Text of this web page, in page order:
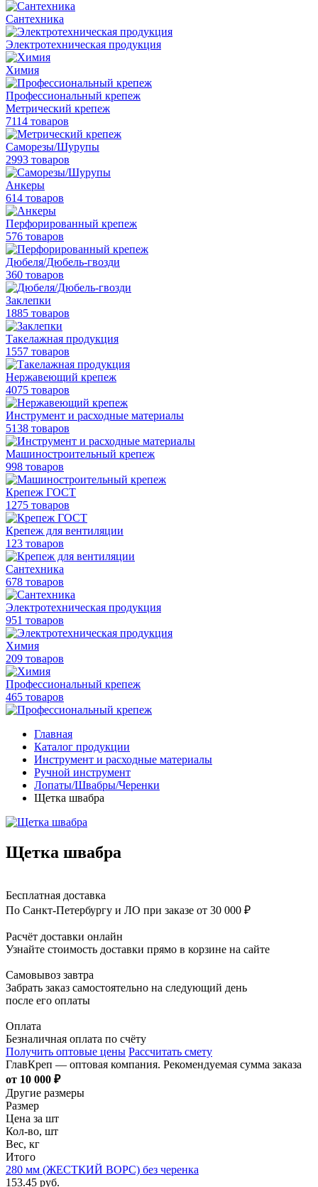
Сантехника
Электротехническая продукция
Химия
Профессиональный крепеж
Метрический крепеж
7114 товаров
Саморезы/Шурупы
2993 товаров
Анкеры
614 товаров
Перфорированный крепеж
576 товаров
Дюбеля/Дюбель-гвозди
360 товаров
Заклепки
1885 товаров
Такелажная продукция
1557 товаров
Нержавеющий крепеж
4075 товаров
Инструмент и расходные материалы
5138 товаров
Машиностроительный крепеж
998 товаров
Крепеж ГОСТ
1275 товаров
Крепеж для вентиляции
123 товаров
Сантехника
678 товаров
Электротехническая продукция
951 товаров
Химия
209 товаров
Профессиональный крепеж
465 товаров
Главная
Каталог продукции
Инструмент и расходные материалы
Ручной инструмент
Лопаты/Швабры/Черенки
Щетка швабра
Щетка швабра
Бесплатная доставка
По Санкт-Петербургу и ЛО при заказе от 30 000 ₽
Расчёт доставки онлайн
Узнайте стоимость доставки прямо в корзине на сайте
Самовывоз завтра
Забрать заказ самостоятельно на следующий день
после его оплаты
Оплата
Безналичная оплата по счёту
Получить оптовые цены Рассчитать смету
ГлавКреп — оптовая компания. Рекомендуемая сумма заказа
от 10 000 ₽
Другие размеры
Размер
Цена за шт
Кол-во, шт
Вес, кг
Итого
280 мм (ЖЕСТКИЙ ВОРС) без черенка
153.45 руб.